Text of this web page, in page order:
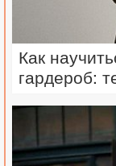
Как
гардероб: